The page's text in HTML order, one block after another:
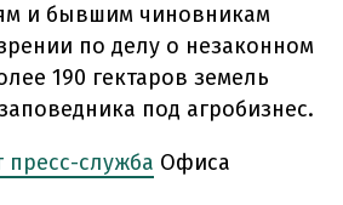
и бывшим чиновникам
по делу о незаконном
190 гектаров земель
под агробизнес.
пресс-служба Офиса